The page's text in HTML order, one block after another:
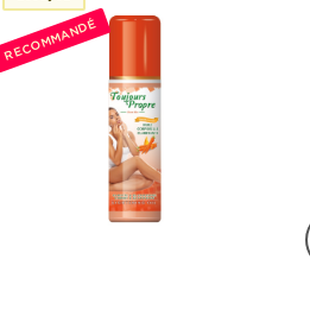
RECOMMANDÉ